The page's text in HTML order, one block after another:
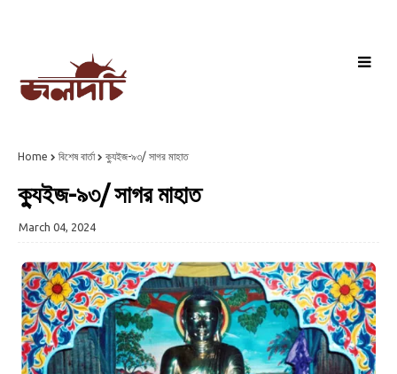
Home বিশেষ বার্তা ক্যুইজ-৯৩/ সাগর মাহাত
ক্যুইজ-৯৩/ সাগর মাহাত
March 04, 2024